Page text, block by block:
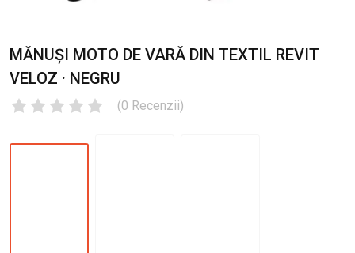
MĂNUȘI MOTO DE VARĂ DIN TEXTIL REVIT
VELOZ · NEGRU
(0 Recenzii)